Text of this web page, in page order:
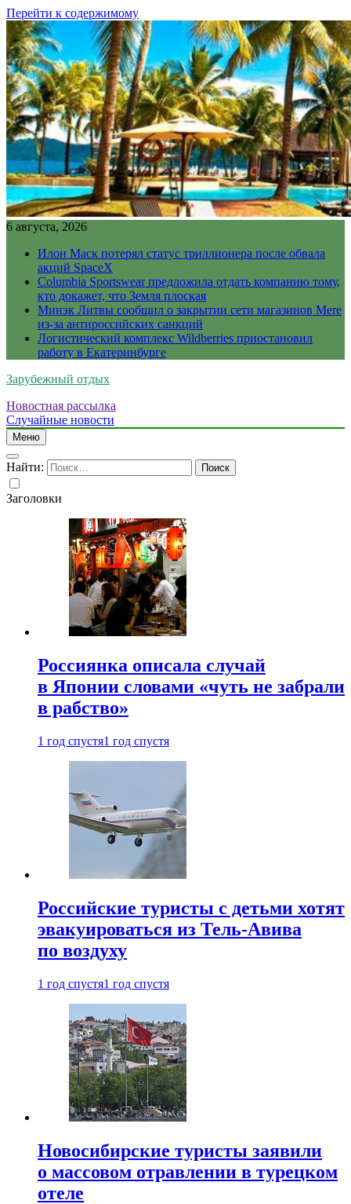
Перейти к содержимому
6 августа, 2026
Илон Маск потерял статус триллионера после обвала
акций SpaceX
Columbia Sportswear предложила отдать компанию тому,
кто докажет, что Земля плоская
Минэк Литвы сообщил о закрытии сети магазинов Mere
из-за антироссийских санкций
Логистический комплекс Wildberries приостановил
работу в Екатеринбурге
Зарубежный отдых
Новостная рассылка
Случайные новости
Меню
Найти:
Заголовки
Россиянка описала случай
в Японии словами «чуть не забрали
в рабство»
1 год спустя1 год спустя
Российские туристы с детьми хотят
эвакуироваться из Тель-Авива
по воздуху
1 год спустя1 год спустя
Новосибирские туристы заявили
о массовом отравлении в турецком
отеле